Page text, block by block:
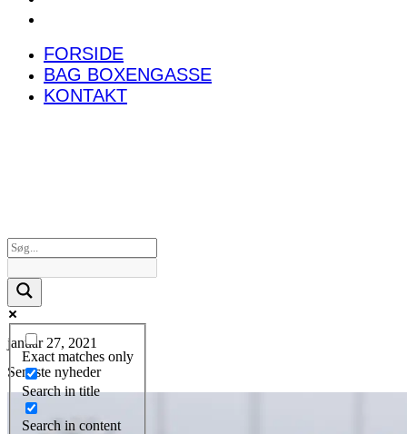
FORSIDE
BAG BOXENGASSE
KONTAKT
Exact matches only
Search in title
Search in content
januar 27, 2021
Seneste nyheder